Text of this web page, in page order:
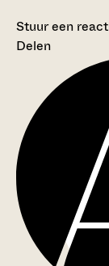
Stuur een
Delen